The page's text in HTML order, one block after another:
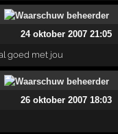
24 oktober 2007 21:05
goed met jou
26 oktober 2007 18:03